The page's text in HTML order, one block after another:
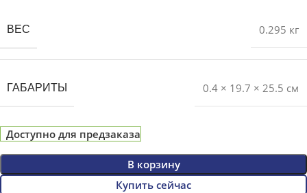
ВЕС 0.295 кг
ГАБАРИТЫ 0.4 × 19.7 × 25.5 см
Доступно для предзаказа
В корзину
Купить сейчас